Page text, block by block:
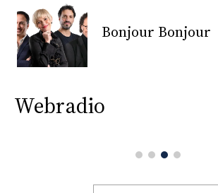
Bonjour Bonjour
Webradio